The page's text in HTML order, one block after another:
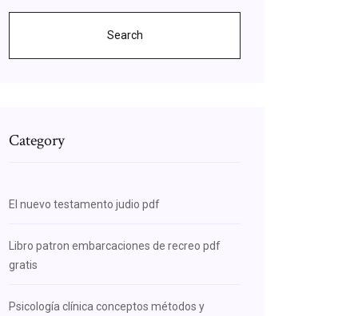
Search
Category
El nuevo testamento judio pdf
Libro patron embarcaciones de recreo pdf
gratis
Psicología clínica conceptos métodos y